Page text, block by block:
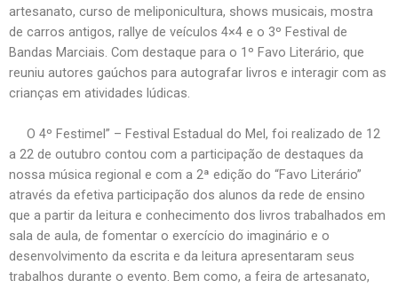
artesanato, curso de meliponicultura, shows musicais, mostra
de carros antigos, rallye de veículos 4×4 e o 3º Festival de
Bandas Marciais. Com destaque para o 1º Favo Literário, que
reuniu autores gaúchos para autografar livros e interagir com as
crianças em atividades lúdicas.
O 4º Festimel” – Festival Estadual do Mel, foi realizado de 12
a 22 de outubro contou com a participação de destaques da
nossa música regional e com a 2ª edição do “Favo Literário”
através da efetiva participação dos alunos da rede de ensino
que a partir da leitura e conhecimento dos livros trabalhados em
sala de aula, de fomentar o exercício do imaginário e o
desenvolvimento da escrita e da leitura apresentaram seus
trabalhos durante o evento. Bem como, a feira de artesanato,